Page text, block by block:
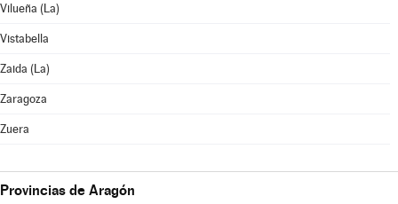
Vilueña (La)
Vistabella
Zaida (La)
Zaragoza
Zuera
Provincias de Aragón